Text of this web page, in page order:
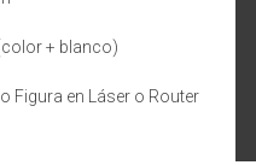
+ blanco)
Figura en Láser o Router